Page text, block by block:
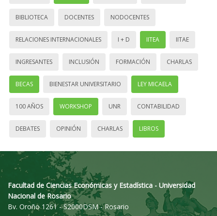
BIBLIOTECA DOCENTES NODOCENTES
RELACIONES INTERNACIONALES I + D IITEA IITAE
INGRESANTES INCLUSIÓN FORMACIÓN CHARLAS
BECAS BIENESTAR UNIVERSITARIO LEY MICAELA
100 AÑOS WORKSHOP UNR CONTABILIDAD
DEBATES OPINIÓN CHARLAS LIBROS
Facultad de Ciencias Económicas y Estadística - Universidad
Nacional de Rosario
Bv. Oroño 1261 - S2000DSM - Rosario